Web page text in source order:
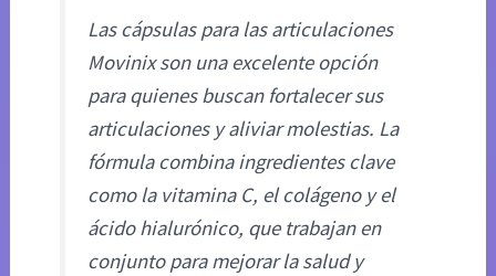
Las cápsulas para las articulaciones
Movinix son una excelente opción
para quienes buscan fortalecer sus
articulaciones y aliviar molestias. La
fórmula combina ingredientes clave
como la vitamina C, el colágeno y el
ácido hialurónico, que trabajan en
conjunto para mejorar la salud y